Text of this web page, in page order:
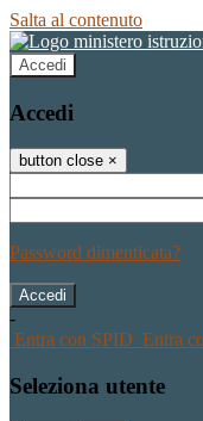
Salta al contenuto
Accedi
Accedi
button close ×
Password dimenticata?
-
Entra con SPID Entra
Seleziona utente